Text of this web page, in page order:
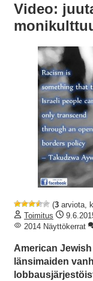
Video:
(3 arviota,
Toimitus
2014 Näyttökerrat
American
länsimaiden